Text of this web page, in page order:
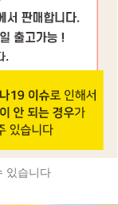
있습니다